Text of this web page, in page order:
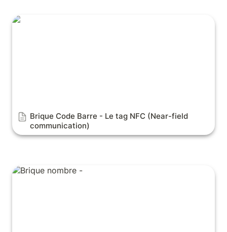
Brique Code Barre - Le tag NFC (Near-field
Brique Code Barre - Le tag NFC (Near-field
communication)
Brique nombre - La fonction mean